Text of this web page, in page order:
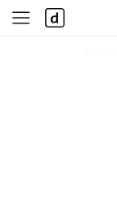
사
이
다
나
와